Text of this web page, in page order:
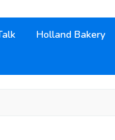
Holland Bakery